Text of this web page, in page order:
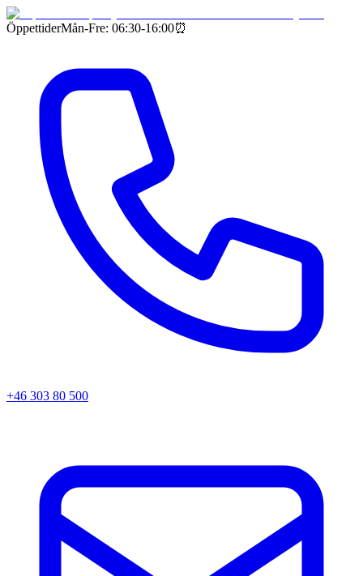
ÖppettiderMån-Fre: 06:30-16:00⏰
+46 303 80 500